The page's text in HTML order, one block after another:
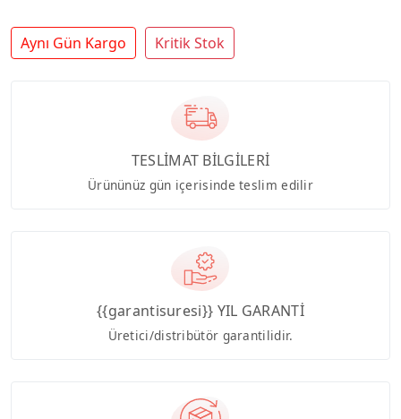
Aynı Gün Kargo Kritik Stok
TESLİMAT BİLGİLERİ
Ürününüz gün içerisinde teslim edilir
{{garantisuresi}} YIL GARANTİ
Üretici/distribütör garantilidir.